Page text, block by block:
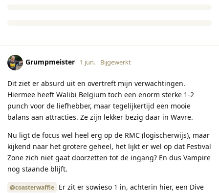
Grumpmeister 1 jun. Bijgewerkt
Dit ziet er absurd uit en overtreft mijn verwachtingen.
Hiermee heeft Walibi Belgium toch een enorm sterke 1-2
punch voor de liefhebber, maar tegelijkertijd een mooie
balans aan attracties. Ze zijn lekker bezig daar in Wavre.
Nu ligt de focus wel heel erg op de RMC (logischerwijs), maar
kijkend naar het grotere geheel, het lijkt er wel op dat Festival
Zone zich niet gaat doorzetten tot de ingang? En dus Vampire
nog staande blijft.
@coasterwaffle Er zit er sowieso 1 in, achterin hier, een Dive